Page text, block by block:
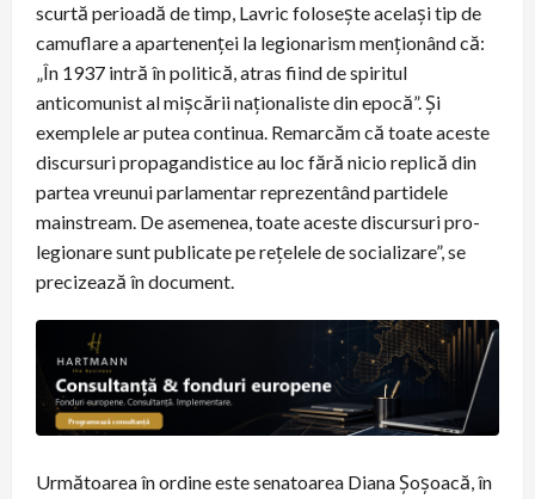
scurtă perioadă de timp, Lavric folosește același tip de
camuflare a apartenenței la legionarism menționând că:
„În 1937 intră în politică, atras fiind de spiritul
anticomunist al mișcării naționaliste din epocă”. Și
exemplele ar putea continua. Remarcăm că toate aceste
discursuri propagandistice au loc fără nicio replică din
partea vreunui parlamentar reprezentând partidele
mainstream. De asemenea, toate aceste discursuri pro-
legionare sunt publicate pe rețelele de socializare”, se
precizează în document.
Următoarea în ordine este senatoarea Diana Șoșoacă, în